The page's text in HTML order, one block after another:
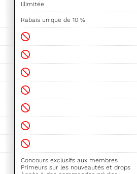
Illimitée
Rabais unique de 10 %
Concours exclusifs aux membres
Primeurs sur les nouveautés et drops